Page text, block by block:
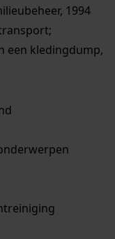
1994
een kledingdump,